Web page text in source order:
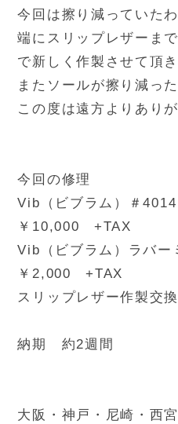
今回は擦り減っていた
端にスリップレザーま
で新しく作製させて頂
またソールが擦り減っ
この度は遠方よりあり
今回の修理
Vib（ビブラム）＃
￥10,000 +TAX
Vib（ビブラム）ラバ
￥2,000 +TAX
スリップレザー作製
納期 約2週間
大阪・神戸・尼崎・西